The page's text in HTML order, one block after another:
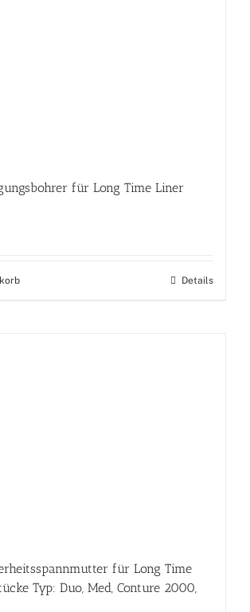
für Long Time Liner
Details
für Long Time
Typ: Duo, Med, Conture 2000,